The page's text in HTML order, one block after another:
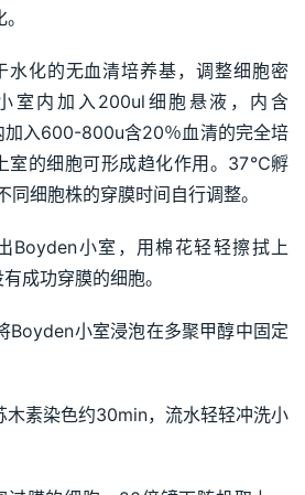
水化的无血清培养基，调整细胞密
室内加入200ul细胞悬液，内含
加入600-800u含20％血清的完全培
室的细胞可形成趋化作用。37℃孵
细胞株的穿膜时间自行调整。
Boyden小室，用棉花轻轻擦拭上
成功穿膜的细胞。
Boyden小室浸泡在多聚甲醇中固定
木素染色约30min，流水轻轻冲洗小